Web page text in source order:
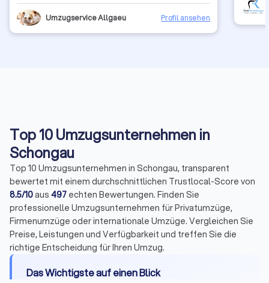
Umzugservice Allgaeu Profil ansehen
Top 10 Umzugsunternehmen in
Schongau
Top 10 Umzugsunternehmen in Schongau, transparent
bewertet mit einem durchschnittlichen Trustlocal-Score von
8.5/10aus 497 echten Bewertungen. Finden Sie
professionelle Umzugsunternehmen für Privatumzüge,
Firmenumzüge oder internationale Umzüge. Vergleichen Sie
Preise, Leistungen und Verfügbarkeit und treffen Sie die
richtige Entscheidung für Ihren Umzug.
Das Wichtigste auf einen Blick